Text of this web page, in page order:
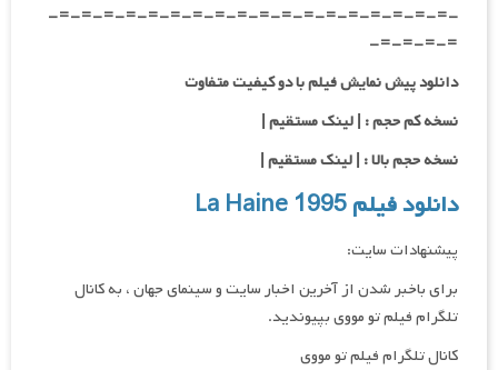
-=-=-=-=-=-=-=-=-=-=-=-=-=-=-=-=-=-=-
=-=-=-=-
دانلود پیش نمایش فیلم با دو کیفیت متفاوت
نسخه کم حجم : | لینک مستقیم |
نسخه حجم بالا : | لینک مستقیم |
دانلود فیلم La Haine 1995
پیشنهادات سایت:
برای باخبر شدن از آخرین اخبار سایت و سینمای جهان ، به کانال
تلگرام فیلم تو مووی بپیوندید.
کانال تلگرام فیلم تو مووی